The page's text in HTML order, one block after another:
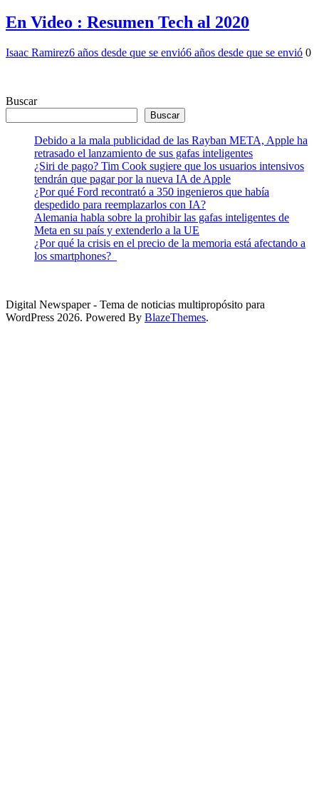
En Video : Resumen Tech al 2020
Isaac Ramirez6 años desde que se envió6 años desde que se envió 0
Buscar
Buscar
Debido a la mala publicidad de las Rayban META, Apple ha
retrasado el lanzamiento de sus gafas inteligentes
¿Siri de pago? Tim Cook sugiere que los usuarios intensivos
tendrán que pagar por la nueva IA de Apple
¿Por qué Ford recontrató a 350 ingenieros que había
despedido para reemplazarlos con IA?
Alemania habla sobre la prohibir las gafas inteligentes de
Meta en su país y extenderlo a la UE
¿Por qué la crisis en el precio de la memoria está afectando a
los smartphones?
Digital Newspaper - Tema de noticias multipropósito para
WordPress 2026. Powered By BlazeThemes.